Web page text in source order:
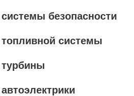
безопасности
топливной системы
турбины